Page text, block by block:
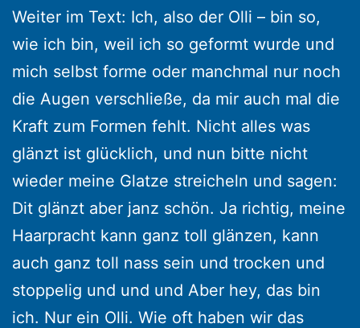
Weiter im Text: Ich, also der Olli – bin so,
wie ich bin, weil ich so geformt wurde und
mich selbst forme oder manchmal nur noch
die Augen verschließe, da mir auch mal die
Kraft zum Formen fehlt. Nicht alles was
glänzt ist glücklich, und nun bitte nicht
wieder meine Glatze streicheln und sagen:
Dit glänzt aber janz schön. Ja richtig, meine
Haarpracht kann ganz toll glänzen, kann
auch ganz toll nass sein und trocken und
stoppelig und und und Aber hey, das bin
ich. Nur ein Olli. Wie oft haben wir das